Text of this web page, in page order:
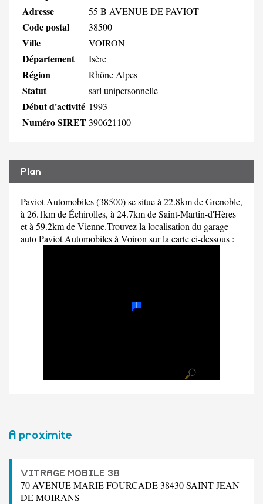
Adresse 55 B AVENUE DE PAVIOT
Code postal 38500
Ville VOIRON
Département Isère
Région Rhône Alpes
Statut sarl unipersonnelle
Début d'activité 1993
Numéro SIRET390621100
Plan
Paviot Automobiles (38500) se situe à 22.8km de Grenoble,
à 26.1km de Échirolles, à 24.7km de Saint-Martin-d'Hères
et à 59.2km de Vienne.Trouvez la localisation du garage
auto Paviot Automobiles à Voiron sur la carte ci-dessous :
A proximite
VITRAGE MOBILE 38
70 AVENUE MARIE FOURCADE 38430 SAINT JEAN
DE MOIRANS